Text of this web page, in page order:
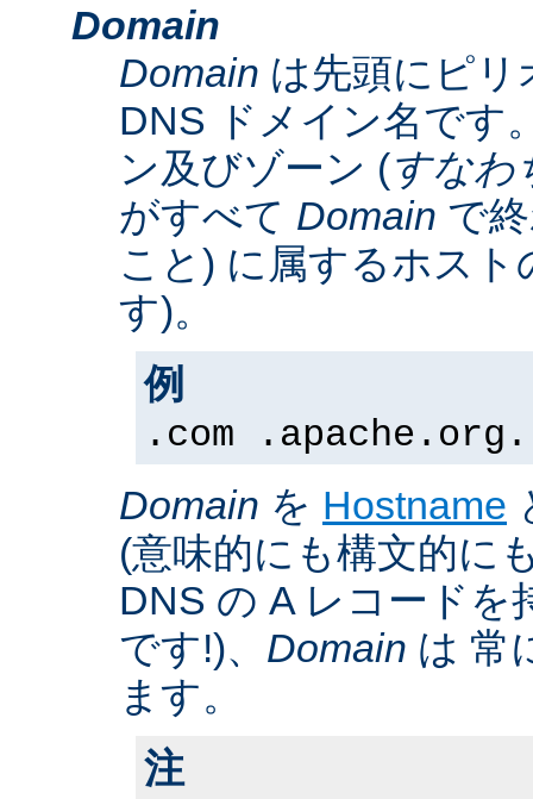
Domain
Domain は先頭にピリ
DNS ドメイン名です
ン及びゾーン (すなわ
がすべて Domain で
こと) に属するホス
す)。
例
.com .apache.org.
Domain を Hostname
(意味的にも構文的に
DNS の A レコードを
です!)、 Domain は 常
ます。
注